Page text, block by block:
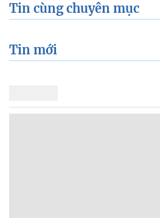
Tin cùng chuyên mục
Tin mới